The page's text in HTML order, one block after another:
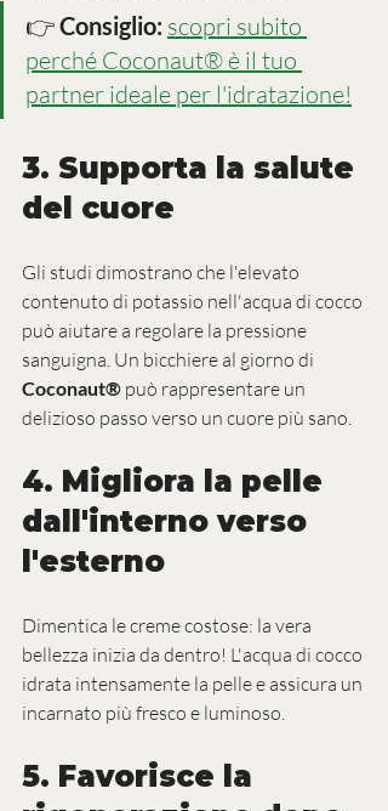
👉 Consiglio: scopri subito
perché Coconaut® è il tuo
partner ideale per l'idratazione!
3. Supporta la salute
del cuore
Gli studi dimostrano che l'elevato
contenuto di potassio nell'acqua di cocco
può aiutare a regolare la pressione
sanguigna. Un bicchiere al giorno di
Coconaut® può rappresentare un
delizioso passo verso un cuore più sano.
4. Migliora la pelle
dall'interno verso
l'esterno
Dimentica le creme costose: la vera
bellezza inizia da dentro! L'acqua di cocco
idrata intensamente la pelle e assicura un
incarnato più fresco e luminoso.
5. Favorisce la